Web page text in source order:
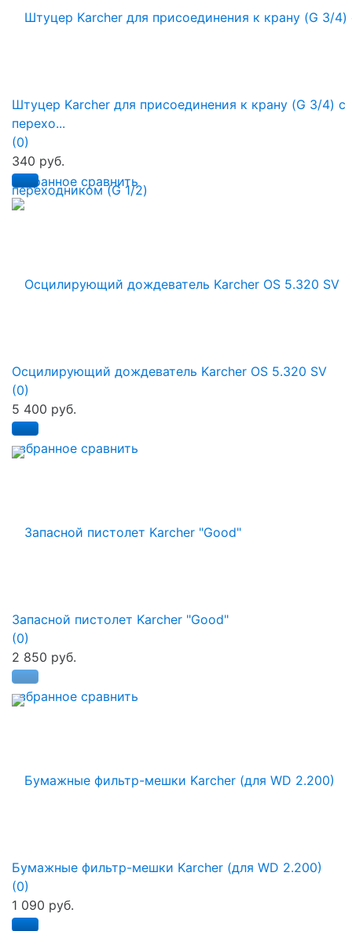
избранное сравнить
Штуцер Karcher для присоединения к крану (G 3/4) с
перехо...
(0)
340 руб.
избранное сравнить
Осцилирующий дождеватель Karcher OS 5.320 SV
(0)
5 400 руб.
избранное сравнить
Запасной пистолет Karcher "Good"
(0)
2 850 руб.
Бумажные фильтр-мешки Karcher (для WD 2.200)
(0)
1 090 руб.